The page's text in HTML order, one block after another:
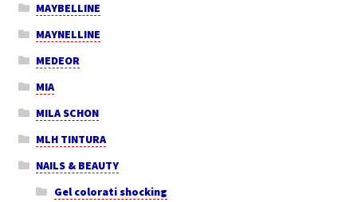
MAYBELLINE
MAYNELLINE
MEDEOR
MIA
MILA SCHON
MLH TINTURA
NAILS & BEAUTY
Gel colorati shocking